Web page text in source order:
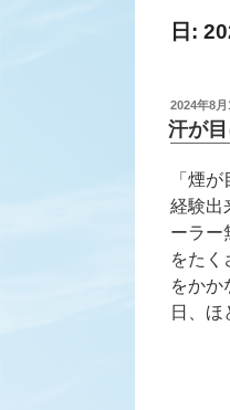
日:
投
稿
日:
2024年8月
汗が
「煙
経験出
ーラー
をたく
をかか
日、ほ